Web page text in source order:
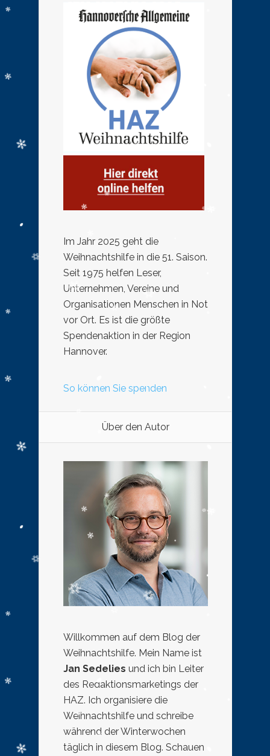
Im Jahr 2025 geht die
Weihnachtshilfe in die 51. Saison.
Seit 1975 helfen Leser,
Unternehmen, Vereine und
Organisationen Menschen in Not
vor Ort. Es ist die größte
Spendenaktion in der Region
Hannover.
So können Sie spenden
Über den Autor
Willkommen auf dem Blog der
Weihnachtshilfe. Mein Name ist
Jan Sedelies und ich bin Leiter
des Redaktionsmarketings der
HAZ. Ich organisiere die
Weihnachtshilfe und schreibe
während der Winterwochen
täglich in diesem Blog. Schauen